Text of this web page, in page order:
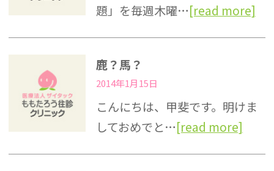
題」を毎週木曜…[read more]
鹿？馬？
2014年1月15日
こんにちは、甲斐です。明けま
しておめでと…[read more]